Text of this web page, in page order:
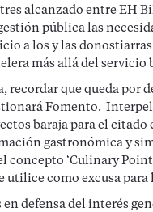
alcanzado entre EH
pública las
a los y las
más allá del servicio
recordar que queda por
Fomento.
baraja para el
gastronómica y
concepto ‘Culinary
utilice como excusa
defensa del interés